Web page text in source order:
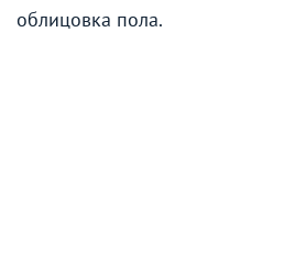
облицовка пола.